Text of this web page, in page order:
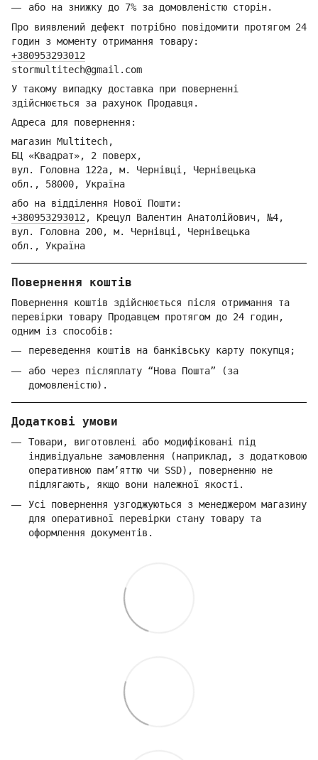
або на знижку до 7% за домовленістю сторін.
Про виявлений дефект потрібно повідомити протягом 24
годин з моменту отримання товару:
+380953293012
stormultitech@gmail.com
У такому випадку доставка при поверненні
здійснюється за рахунок Продавця.
Адреса для повернення:
магазин Multitech,
БЦ «Квадрат», 2 поверх,
вул. Головна 122а, м. Чернівці, Чернівецька
обл., 58000, Україна
або на відділення Нової Пошти:
+380953293012, Крецул Валентин Анатолійович, №4,
вул. Головна 200, м. Чернівці, Чернівецька
обл., Україна
Повернення коштів
Повернення коштів здійснюється після отримання та
перевірки товару Продавцем протягом до 24 годин,
одним із способів:
переведення коштів на банківську карту покупця;
або через післяплату “Нова Пошта” (за
домовленістю).
Додаткові умови
Товари, виготовлені або модифіковані під
індивідуальне замовлення (наприклад, з додатковою
оперативною пам’яттю чи SSD), поверненню не
підлягають, якщо вони належної якості.
Усі повернення узгоджуються з менеджером магазину
для оперативної перевірки стану товару та
оформлення документів.